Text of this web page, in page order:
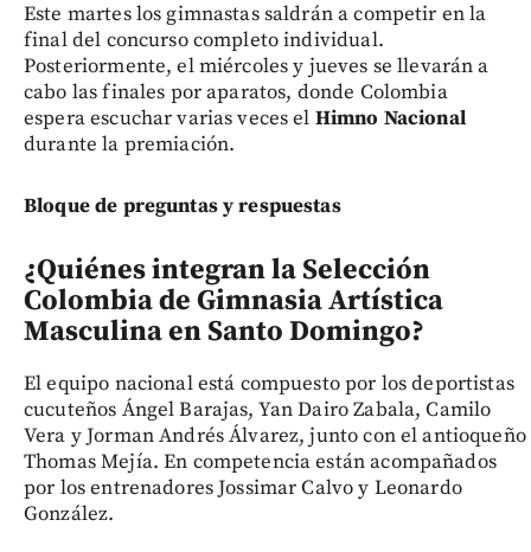
Este martes los gimnastas saldrán a competir en la
final del concurso completo individual.
Posteriormente, el miércoles y jueves se llevarán a
cabo las finales por aparatos, donde Colombia
espera escuchar varias veces el Himno Nacional
durante la premiación.
Bloque de preguntas y respuestas
¿Quiénes integran la Selección
Colombia de Gimnasia Artística
Masculina en Santo Domingo?
El equipo nacional está compuesto por los deportistas
cucuteños Ángel Barajas, Yan Dairo Zabala, Camilo
Vera y Jorman Andrés Álvarez, junto con el antioqueño
Thomas Mejía. En competencia están acompañados
por los entrenadores Jossimar Calvo y Leonardo
González.